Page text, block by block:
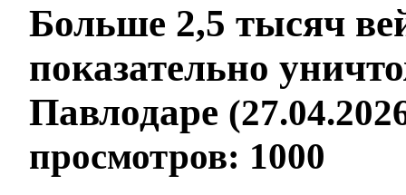
Больше 2,5 тысяч
показательно
Павлодаре
просмотров: 1000